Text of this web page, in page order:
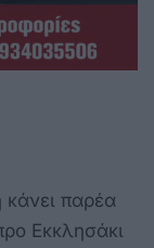
παρέα
Εκκλησάκι